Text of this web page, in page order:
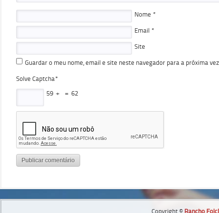
Nome *
Email *
Site
Guardar o meu nome, email e site neste navegador para a próxima
Solve Captcha*
59 +
= 62
Copyright © Rancho